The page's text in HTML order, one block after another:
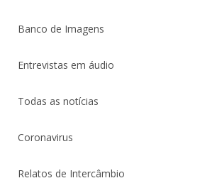
Banco de Imagens
Entrevistas em áudio
Todas as notícias
Coronavirus
Relatos de Intercâmbio